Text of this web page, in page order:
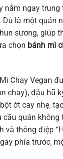
ngay
là một quán
sương, giúp
chọn bánh mì
Chay Vegan
chay), đậu hũ
ớt cay nhẹ,
quán
thông điệp
phía trước,